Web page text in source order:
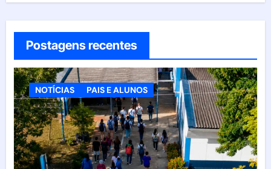
Postagens recentes
NOTÍCIAS PAIS E ALUNOS